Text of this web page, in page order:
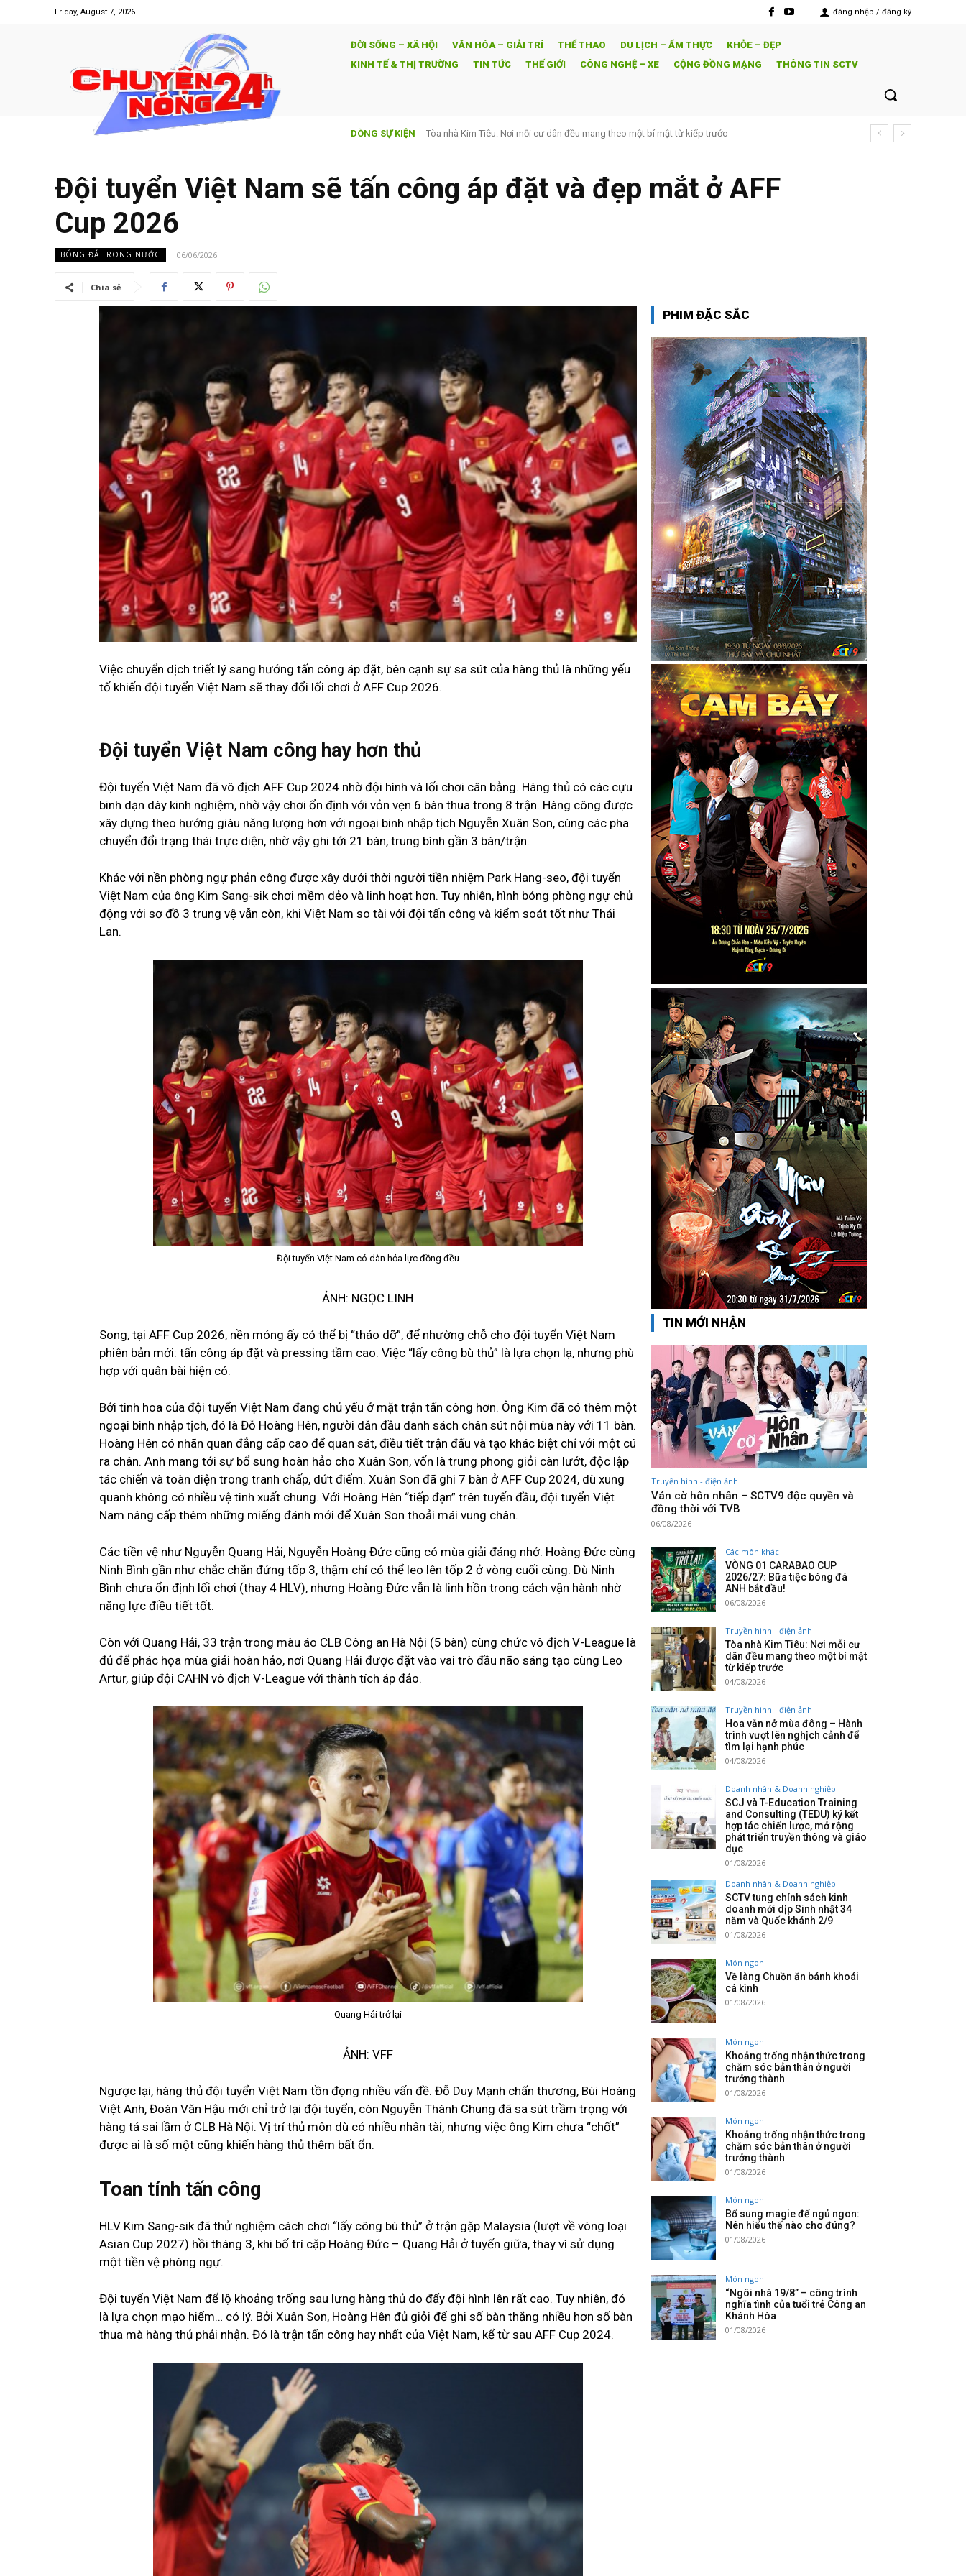
Friday, August 7, 2026 đăng nhập / đăng ký
ĐỜI SỐNG – XÃ HỘI VĂN HÓA – GIẢI TRÍ THỂ THAO DU LỊCH – ẨM THỰC
KHỎE – ĐẸP
KINH TẾ & THỊ TRƯỜNG
TIN TỨC THẾ GIỚI CÔNG NGHỆ – XE CỘNG ĐỒNG MẠNG THÔNG TIN SCTV
DÒNG SỰ KIỆN Hoa vẫn nở mùa đông – Hành trình vượt lên nghịch cảnh để tìm lại hạnh phúc
Đội tuyển Việt Nam sẽ tấn công áp đặt và đẹp mắt ở AFF
Cup 2026
BÓNG ĐÁ TRONG NƯỚC 06/06/2026
Chia sẻ
Việc chuyển dịch triết lý sang hướng tấn công áp đặt, bên cạnh sự sa sút của hàng thủ là những yếu
tố khiến đội tuyển Việt Nam sẽ thay đổi lối chơi ở AFF Cup 2026.
Đội tuyển Việt Nam công hay hơn thủ
Đội tuyển Việt Nam đã vô địch AFF Cup 2024 nhờ đội hình và lối chơi cân bằng. Hàng thủ có các cựu
binh dạn dày kinh nghiệm, nhờ vậy chơi ổn định với vỏn vẹn 6 bàn thua trong 8 trận. Hàng công được
xây dựng theo hướng giàu năng lượng hơn với ngoại binh nhập tịch Nguyễn Xuân Son, cùng các pha
chuyển đổi trạng thái trực diện, nhờ vậy ghi tới 21 bàn, trung bình gần 3 bàn/trận.
Khác với nền phòng ngự phản công được xây dưới thời người tiền nhiệm Park Hang-seo, đội tuyển
Việt Nam của ông Kim Sang-sik chơi mềm dẻo và linh hoạt hơn. Tuy nhiên, hình bóng phòng ngự chủ
động với sơ đồ 3 trung vệ vẫn còn, khi Việt Nam so tài với đội tấn công và kiểm soát tốt như Thái
Lan.
Đội tuyển Việt Nam có dàn hỏa lực đồng đều
ẢNH: NGỌC LINH
Song, tại AFF Cup 2026, nền móng ấy có thể bị “tháo dỡ”, để nhường chỗ cho đội tuyển Việt Nam
phiên bản mới: tấn công áp đặt và pressing tầm cao. Việc “lấy công bù thủ” là lựa chọn lạ, nhưng phù
hợp với quân bài hiện có.
Bởi tinh hoa của đội tuyển Việt Nam đang chủ yếu ở mặt trận tấn công hơn. Ông Kim đã có thêm một
ngoại binh nhập tịch, đó là Đỗ Hoàng Hên, người dẫn đầu danh sách chân sút nội mùa này với 11 bàn.
Hoàng Hên có nhãn quan đẳng cấp cao để quan sát, điều tiết trận đấu và tạo khác biệt chỉ với một cú
ra chân. Anh mang tới sự bổ sung hoàn hảo cho Xuân Son, vốn là trung phong giỏi càn lướt, độc lập
tác chiến và toàn diện trong tranh chấp, dứt điểm. Xuân Son đã ghi 7 bàn ở AFF Cup 2024, dù xung
quanh không có nhiều vệ tinh xuất chung. Với Hoàng Hên “tiếp đạn” trên tuyến đầu, đội tuyển Việt
Nam nâng cấp thêm những miếng đánh mới để Xuân Son thoải mái vung chân.
Các tiền vệ như Nguyễn Quang Hải, Nguyễn Hoàng Đức cũng có mùa giải đáng nhớ. Hoàng Đức cùng
Ninh Bình gần như chắc chắn đứng tốp 3, thậm chí có thể leo lên tốp 2 ở vòng cuối cùng. Dù Ninh
Bình chưa ổn định lối chơi (thay 4 HLV), nhưng Hoàng Đức vẫn là linh hồn trong cách vận hành nhờ
năng lực điều tiết tốt.
Còn với Quang Hải, 33 trận trong màu áo CLB Công an Hà Nội (5 bàn) cùng chức vô địch V-League là
đủ để phác họa mùa giải hoàn hảo, nơi Quang Hải được đặt vào vai trò đầu não sáng tạo cùng Leo
Artur, giúp đội CAHN vô địch V-League với thành tích áp đảo.
Quang Hải trở lại
ẢNH: VFF
Ngược lại, hàng thủ đội tuyển Việt Nam tồn đọng nhiều vấn đề. Đỗ Duy Mạnh chấn thương, Bùi Hoàng
Việt Anh, Đoàn Văn Hậu mới chỉ trở lại đội tuyển, còn Nguyễn Thành Chung đã sa sút trầm trọng với
hàng tá sai lầm ở CLB Hà Nội. Vị trí thủ môn dù có nhiều nhân tài, nhưng việc ông Kim chưa “chốt”
được ai là số một cũng khiến hàng thủ thêm bất ổn.
Toan tính tấn công
HLV Kim Sang-sik đã thử nghiệm cách chơi “lấy công bù thủ” ở trận gặp Malaysia (lượt về vòng loại
Asian Cup 2027) hồi tháng 3, khi bố trí cặp Hoàng Đức – Quang Hải ở tuyến giữa, thay vì sử dụng
một tiền vệ phòng ngự.
Đội tuyển Việt Nam để lộ khoảng trống sau lưng hàng thủ do đẩy đội hình lên rất cao. Tuy nhiên, đó
là lựa chọn mạo hiểm… có lý. Bởi Xuân Son, Hoàng Hên đủ giỏi để ghi số bàn thắng nhiều hơn số bàn
thua mà hàng thủ phải nhận. Đó là trận tấn công hay nhất của Việt Nam, kể từ sau AFF Cup 2024.
PHIM ĐẶC SẮC
TIN MỚI NHẬN
Truyền hình - điện ảnh
Ván cờ hôn nhân – SCTV9 độc quyền và
đồng thời với TVB
06/08/2026
Các môn khác
VÒNG 01 CARABAO CUP
2026/27: Bữa tiệc bóng đá
ANH bắt đầu!
06/08/2026
Truyền hình - điện ảnh
Tòa nhà Kim Tiêu: Nơi mỗi cư
dân đều mang theo một bí mật
từ kiếp trước
04/08/2026
Truyền hình - điện ảnh
Hoa vẫn nở mùa đông – Hành
trình vượt lên nghịch cảnh để
tìm lại hạnh phúc
04/08/2026
Doanh nhân & Doanh nghiệp
SCJ và T-Education Training
and Consulting (TEDU) ký kết
hợp tác chiến lược, mở rộng
phát triển truyền thông và giáo
dục
01/08/2026
Doanh nhân & Doanh nghiệp
SCTV tung chính sách kinh
doanh mới dịp Sinh nhật 34
năm và Quốc khánh 2/9
01/08/2026
Món ngon
Về làng Chuồn ăn bánh khoái
cá kình
01/08/2026
Món ngon
Khoảng trống nhận thức trong
chăm sóc bản thân ở người
trưởng thành
01/08/2026
Món ngon
Khoảng trống nhận thức trong
chăm sóc bản thân ở người
trưởng thành
01/08/2026
Món ngon
Bổ sung magie để ngủ ngon:
Nên hiểu thế nào cho đúng?
01/08/2026
Món ngon
“Ngôi nhà 19/8” – công trình
nghĩa tình của tuổi trẻ Công an
Khánh Hòa
01/08/2026